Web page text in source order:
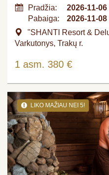
Pradžia: 2026-11-06
Pabaiga:
2026-11-08
"SHANTI Resort &
Varkutonys, Trakų r.
1 asm. 380 €
LIKO MAŽIAU NEI 5!